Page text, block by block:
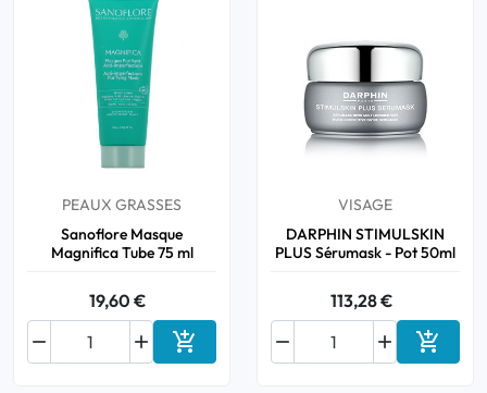
PEAUX GRASSES
Sanoflore Masque
Magnifica Tube 75 ml
19,60 €

 Ajouter au panier
VISAGE
DARPHIN STIMULSKIN
PLUS Sérumask - Pot 50ml
113,28 €

 